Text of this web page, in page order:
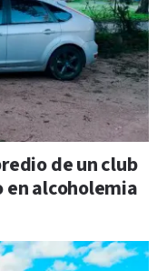
de un club
alcoholemia